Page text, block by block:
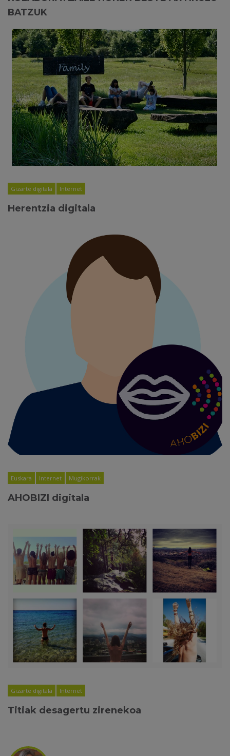
BATZUK
Gizarte digitala Internet
Herentzia digitala
Euskara Internet Mugikorrak
AHOBIZI digitala
Gizarte digitala Internet
Titiak desagertu zirenekoa